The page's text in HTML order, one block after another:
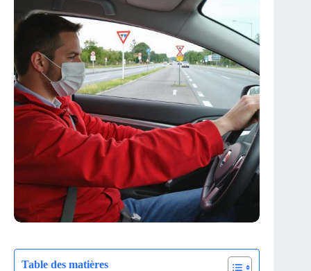
Table des matières